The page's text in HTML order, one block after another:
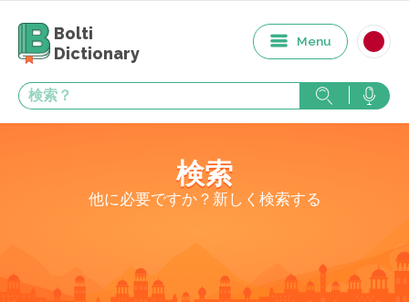
Bolti
Dictionary
Menu
検索
他に必要ですか？新しく検索する